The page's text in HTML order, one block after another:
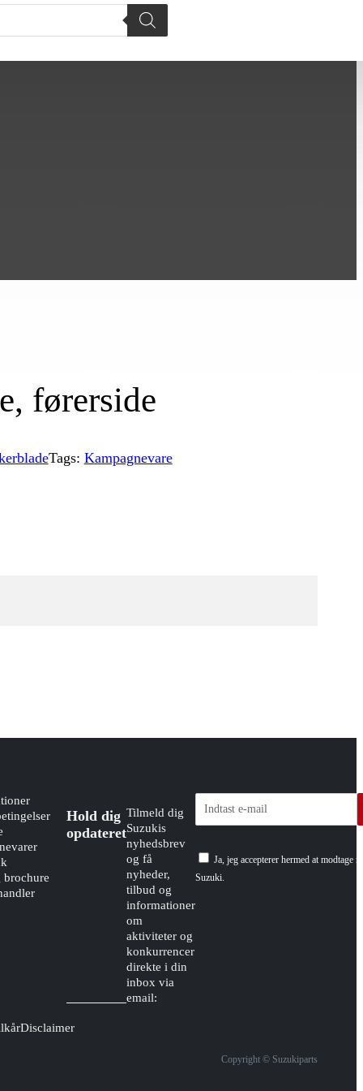
førerside
Tags: Kampagnevare
brochure
Hold dig
opdateret
Tilmeld dig
Suzukis
nyhedsbrev
og få
nyheder,
tilbud og
informationer
om
aktiviteter og
konkurrencer
direkte i din
inbox via
email:
Ja, jeg accepterer hermed at modtage
Suzuki.
Disclaimer
Copyright © Suzukiparts